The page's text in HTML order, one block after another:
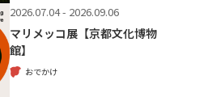
2026.07.04 - 2026.09.06
マリメッコ展【京都文化博物
館】
おでかけ